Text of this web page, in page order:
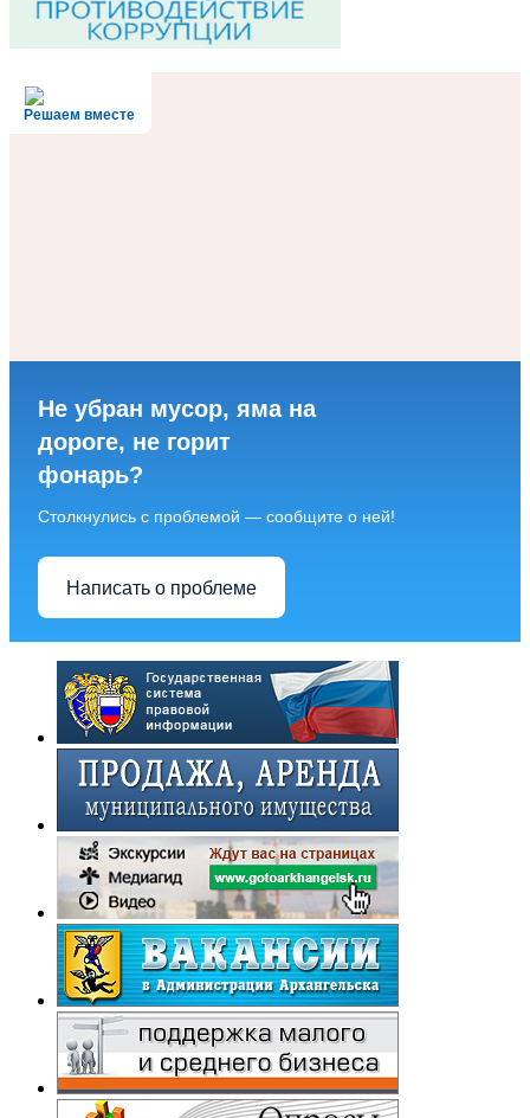
Решаем вместе
Не убран мусор, яма на
дороге, не горит
фонарь?
Столкнулись с проблемой — сообщите о ней!
Написать о проблеме